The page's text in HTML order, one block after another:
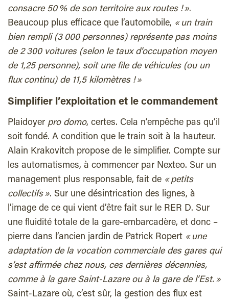
consacre 50 % de son territoire aux routes ! ».
Beaucoup plus efficace que l’automobile, « un train
bien rempli (3 000 personnes) représente pas moins
de 2 300 voitures (selon le taux d’occupation moyen
de 1,25 personne), soit une file de véhicules (ou un
flux continu) de 11,5 kilomètres ! »
Simplifier l’exploitation et le commandement
Plaidoyer pro domo, certes. Cela n’empêche pas qu’il
soit fondé. A condition que le train soit à la hauteur.
Alain Krakovitch propose de le simplifier. Compte sur
les automatismes, à commencer par Nexteo. Sur un
management plus responsable, fait de « petits
collectifs ». Sur une désintrication des lignes, à
l’image de ce qui vient d’être fait sur le RER D. Sur
une fluidité totale de la gare-embarcadère, et donc –
pierre dans l’ancien jardin de Patrick Ropert « une
adaptation de la vocation commerciale des gares qui
s’est affirmée chez nous, ces dernières décennies,
comme à la gare Saint-Lazare ou à la gare de l’Est. »
Saint-Lazare où, c’est sûr, la gestion des flux est